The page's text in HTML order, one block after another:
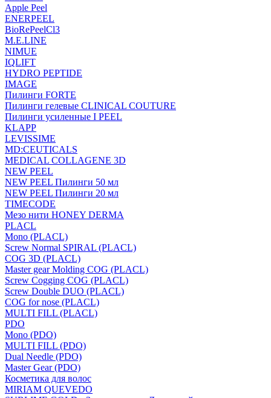
Apple Peel
ENERPEEL
BioRePeelCl3
M.E.LINE
NIMUE
IQLIFT
HYDRO PEPTIDE
IMAGE
Пилинги FORTE
Пилинги гелевые CLINICAL COUTURE
Пилинги усиленные I PEEL
KLAPP
LEVISSIME
MD:CEUTICALS
MEDICAL COLLAGENE 3D
NEW PEEL
NEW PEEL Пилинги 50 мл
NEW PEEL Пилинги 20 мл
TIMECODE
Мезо нити HONEY DERMA
PLACL
Mono (PLACL)
Screw Normal SPIRAL (PLACL)
COG 3D (PLACL)
Master gear Molding COG (PLACL)
Screw Cogging COG (PLACL)
Screw Double DUO (PLACL)
COG for nose (PLACL)
MULTI FILL (PLACL)
PDO
Mono (PDO)
MULTI FILL (PDO)
Dual Needle (PDO)
Master Gear (PDO)
Косметика для волос
MIRIAM QUEVEDO